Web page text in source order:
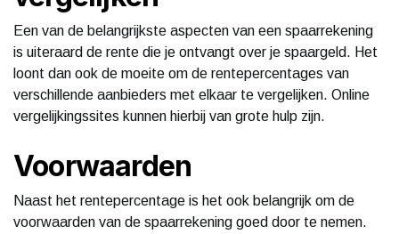
Een van de belangrijkste aspecten van een spaarrekening
is uiteraard de rente die je ontvangt over je spaargeld. Het
loont dan ook de moeite om de rentepercentages van
verschillende aanbieders met elkaar te vergelijken. Online
vergelijkingssites kunnen hierbij van grote hulp zijn.
Voorwaarden
Naast het rentepercentage is het ook belangrijk om de
voorwaarden van de spaarrekening goed door te nemen.